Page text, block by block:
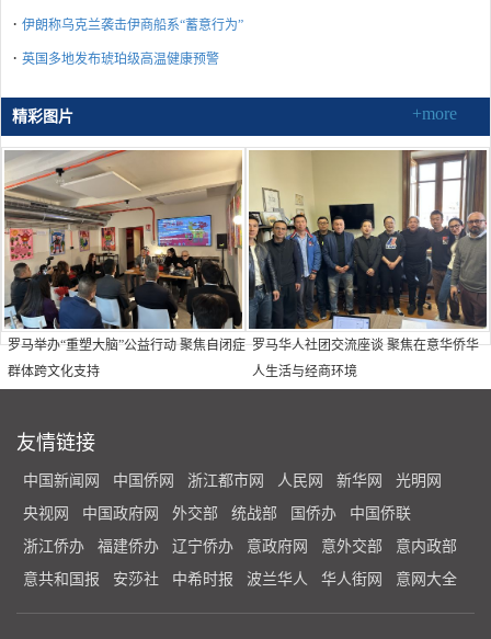
· 伊朗称乌克兰袭击伊商船系“蓄意行为”
· 英国多地发布琥珀级高温健康预警
精彩图片 +more
罗马举办“重塑大脑”公益行动 聚焦自闭症
群体跨文化支持
罗马华人社团交流座谈 聚焦在意华侨华
人生活与经商环境
友情链接
中国新闻网 中国侨网 浙江都市网 人民网 新华网
光明网
央视网
中国政府网 外交部 统战部 国侨办
中国侨联
浙江侨办
福建侨办 辽宁侨办 意政府网 意外交部
意内政部
意共和国报
安莎社 中希时报 波兰华人 华人街网 意网大全